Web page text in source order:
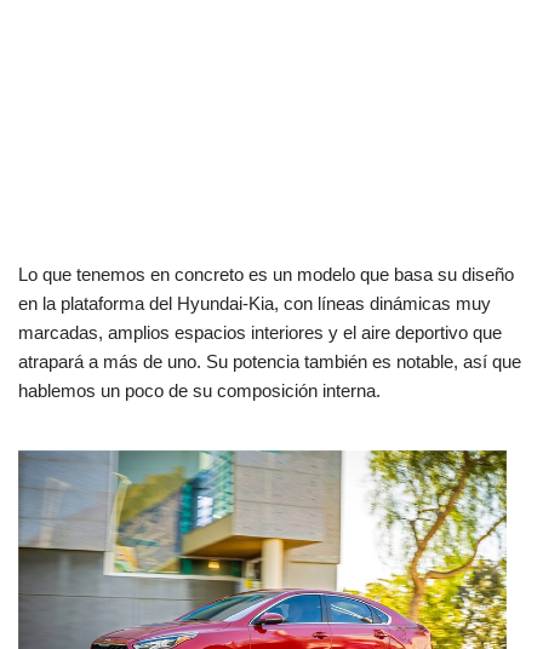
Lo que tenemos en concreto es un modelo que basa su diseño
en la plataforma del Hyundai-Kia, con líneas dinámicas muy
marcadas, amplios espacios interiores y el aire deportivo que
atrapará a más de uno. Su potencia también es notable, así que
hablemos un poco de su composición interna.